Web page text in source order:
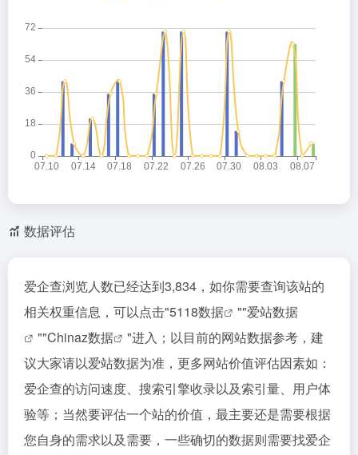
数据评估
爱企查浏览人数已经达到3,834，如你需要查询该站的
相关权重信息，可以点击"5118数据 ""爱站数据
""Chinaz数据
"进入；以目前的网站数据参考，建
议大家请以爱站数据为准，更多网站价值评估因素如：
爱企查的访问速度、搜索引擎收录以及索引量、用户体
验等；当然要评估一个站的价值，最主要还是需要根据
您自身的需求以及需要，一些确切的数据则需要找爱企